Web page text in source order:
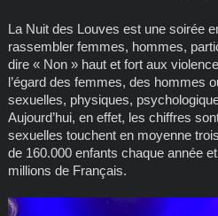
La Nuit des Louves est une soirée
rassembler femmes, hommes,
dire « Non » haut et fort aux
l’égard des femmes, des hommes
sexuelles, physiques,
Aujourd’hui, en effet, les chiffres
sexuelles touchent en moyenne
de 160.000 enfants chaque année
millions de Français.